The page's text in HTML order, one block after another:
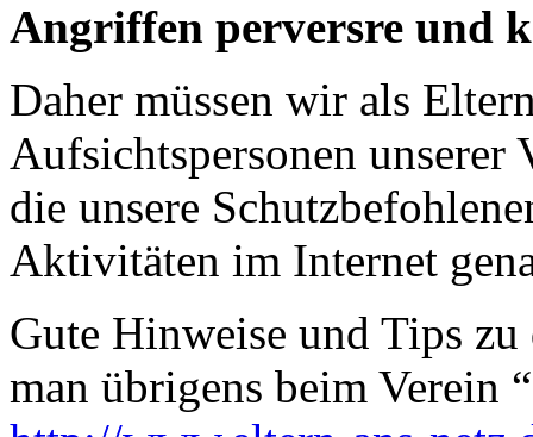
Angriffen perversre und
Daher müssen wir als
Aufsichtspersonen
die unsere
Aktivitäten im Internet
Gute Hinweise und Tips
man übrigens beim Verein